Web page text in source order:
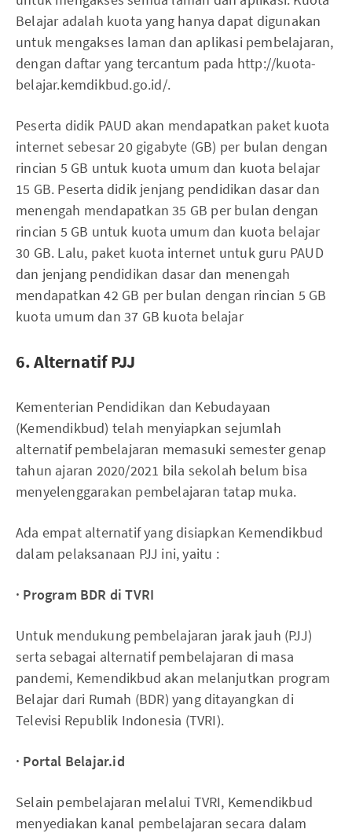
Belajar adalah kuota yang hanya dapat digunakan
untuk mengakses laman dan aplikasi pembelajaran,
dengan daftar yang tercantum pada http://kuota-
belajar.kemdikbud.go.id/.
Peserta didik PAUD akan mendapatkan paket kuota
internet sebesar 20 gigabyte (GB) per bulan dengan
rincian 5 GB untuk kuota umum dan kuota belajar
15 GB. Peserta didik jenjang pendidikan dasar dan
menengah mendapatkan 35 GB per bulan dengan
rincian 5 GB untuk kuota umum dan kuota belajar
30 GB. Lalu, paket kuota internet untuk guru PAUD
dan jenjang pendidikan dasar dan menengah
mendapatkan 42 GB per bulan dengan rincian 5 GB
kuota umum dan 37 GB kuota belajar
6. Alternatif PJJ
Kementerian Pendidikan dan Kebudayaan
(Kemendikbud) telah menyiapkan sejumlah
alternatif pembelajaran memasuki semester genap
tahun ajaran 2020/2021 bila sekolah belum bisa
menyelenggarakan pembelajaran tatap muka.
Ada empat alternatif yang disiapkan Kemendikbud
dalam pelaksanaan PJJ ini, yaitu :
· Program BDR di TVRI
Untuk mendukung pembelajaran jarak jauh (PJJ)
serta sebagai alternatif pembelajaran di masa
pandemi, Kemendikbud akan melanjutkan program
Belajar dari Rumah (BDR) yang ditayangkan di
Televisi Republik Indonesia (TVRI).
· Portal Belajar.id
Selain pembelajaran melalui TVRI, Kemendikbud
menyediakan kanal pembelajaran secara dalam